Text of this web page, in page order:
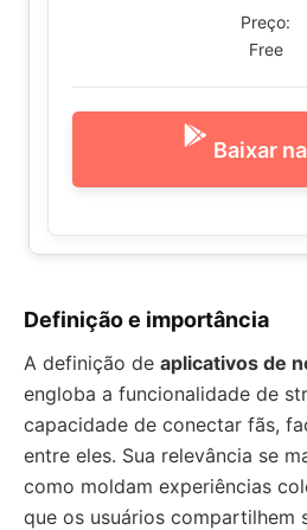
Preço:
Free
Baixar
Definição e importância
A definição de aplicativos de
engloba a funcionalidade de
capacidade de conectar fãs,
entre eles. Sua relevância se
como moldam experiências
que os usuários compartilhem